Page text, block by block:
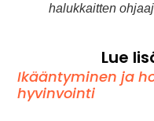
halukkaitten
Lue
Ikääntyminen ja
hyvinvointi